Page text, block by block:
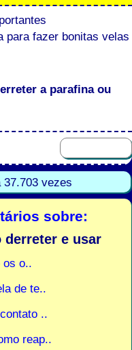
para fazer bonitas velas
a parafina ou
vezes
sobre:
derreter e usar
os o..
de te..
..
reap..